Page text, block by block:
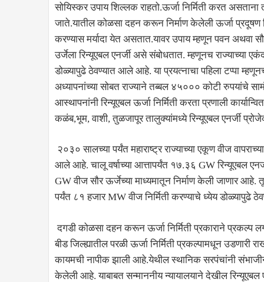
सोयिस्कर उपाय शिल्लक राहतो.ऊर्जा निर्मिती करत
जाते.यातील कोळसा दहन करून निर्माण केलेली ऊर्जा प्रदूषण
करण्यास मर्यादा येत असतात.यावर उपाय म्हणून पवन अथवा
उर्जेला रिन्यूएबल एनर्जी असे संबोधतात. म्हणूनच राज्याच्या
डोळ्यापुढे ठेवण्यात आले आहे. या प्रयत्नाचा पहिला टप्पा
अध्यापनांच्या सोबत राज्याने तब्बल ४५००० कोटी रुपयांचे
आस्थापनांनी रिन्यूएबल ऊर्जा निर्मिती करता प्रणाली
कळंब,भूम, वाशी, तुळजापूर तालुक्यांमध्ये रिन्यूएबल एनर्जी
२०३० सालच्या पर्यंत महाराष्ट्र राज्याच्या एकूण वीज
आले आहे. चालू वर्षाच्या आत्तापर्यंत १७.३६ GW रिन्यूएबल
GW वीज सौर ऊर्जेच्या माध्यमातून निर्माण केली जाणार आहे.
पर्यंत ८१ हजार MW वीज निर्मिती करण्याचे ध्येय डोळ्यापुढे
दगडी कोळसा दहन करून ऊर्जा निर्मिती प्रकाराने प्रकल्प
बीड जिल्ह्यातील परळी ऊर्जा निर्मिती प्रकल्पामधून
कायमची नापीक झाली आहे.येथील स्थानिक सरपंचांनी
केलेली आहे. याबाबत सन्माननीय न्यायालयाने देखील